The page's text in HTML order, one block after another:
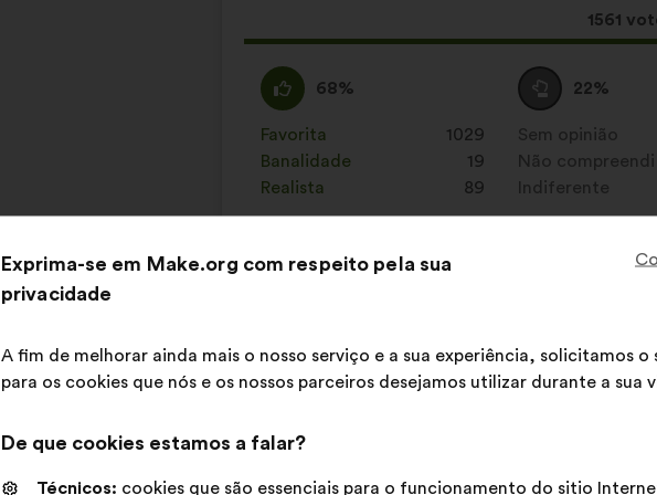
Esta
1561
Concordo
:
68%
Esta
proposta
foi
qualificada
em:
Favorita
: 1029
vezes
Banalidade
: 19
vezes
Realista
: 89
vezes
Voto
neutro
:
22%
Esta
proposta
foi
qualificada
em:
Sem opinião
:vezes
Não compreendi
:vezes
Indiferente
vezes
Publicado em Comment protéger et restaurer
Proposta
Le Pôle Grands Prédateurs
daIl faut que la biodiversité et ses milieux
organisme ne pourra prendre des décisions
repartição
a
Exprima-se em Make.org com respeito pela sua
privacidade
A fim de melhorar ainda mais o nosso serviço e a sua experiência, solicitamos
para os cookies que nós e os nossos parceiros desejamos utilizar durante a sua
De que cookies estamos a falar?
Técnicos: cookies que são essenciais para o funcionamento do sitio